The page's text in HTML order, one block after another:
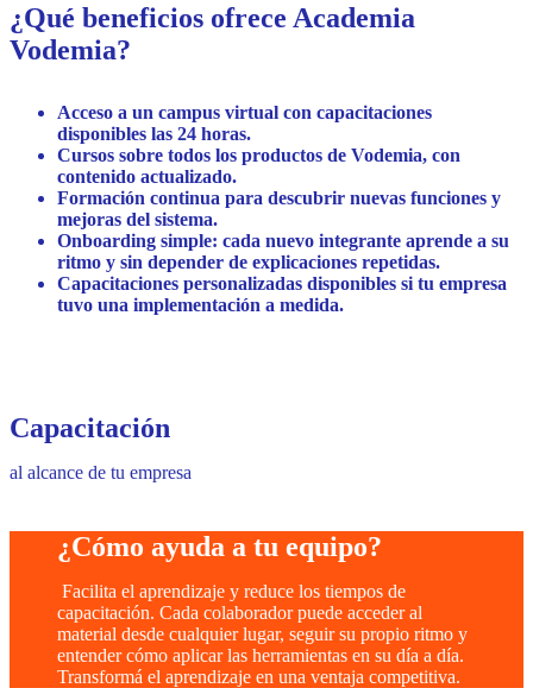
¿Qué beneficios ofrece Academia
Vodemia?
Acceso a un campus virtual con capacitaciones
disponibles las 24 horas.
Cursos sobre todos los productos de Vodemia, con
contenido actualizado.
Formación continua para descubrir nuevas funciones y
mejoras del sistema.
Onboarding simple: cada nuevo integrante aprende a su
ritmo y sin depender de explicaciones repetidas.
Capacitaciones personalizadas disponibles si tu empresa
tuvo una implementación a medida.
Capacitación
al alcance de tu empresa
¿Cómo ayuda a tu equipo?
Facilita el aprendizaje y reduce los tiempos de
capacitación. Cada colaborador puede acceder al
material desde cualquier lugar, seguir su propio ritmo y
entender cómo aplicar las herramientas en su día a día.
Transformá el aprendizaje en una ventaja competitiva.